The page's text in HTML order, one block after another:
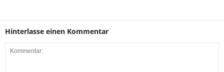
Hinterlasse einen Kommentar